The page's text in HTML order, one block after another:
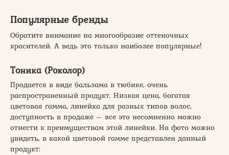
Популярные бренды
Обратите внимание на многообразие оттеночных
красителей. А ведь это только наиболее популярные!
Тоника (Роколор)
Продается в виде бальзама в тюбике, очень
распространенный продукт. Низкая цена, богатая
цветовая гамма, линейка для разных типов волос,
доступность в продаже – все это несомненно можно
отнести к преимуществам этой линейки. На фото можно
увидеть, в какой цветовой гамме представлен данный
продукт: